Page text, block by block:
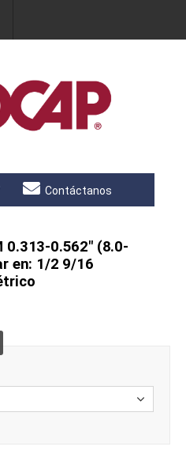
Contáctanos
0.313-0.562" (8.0-
en: 1/2 9/16